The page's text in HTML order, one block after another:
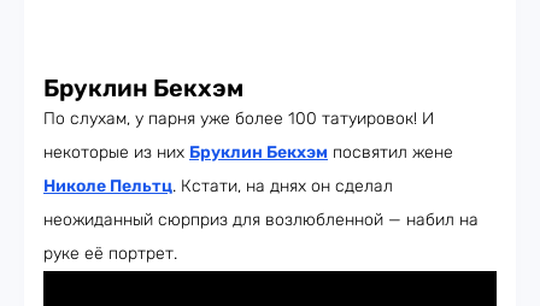
Бруклин Бекхэм
По слухам, у парня уже более 100 татуировок! И
некоторые из них Бруклин Бекхэм посвятил жене
Николе Пельтц. Кстати, на днях он сделал
неожиданный сюрприз для возлюбленной — набил на
руке её портрет.